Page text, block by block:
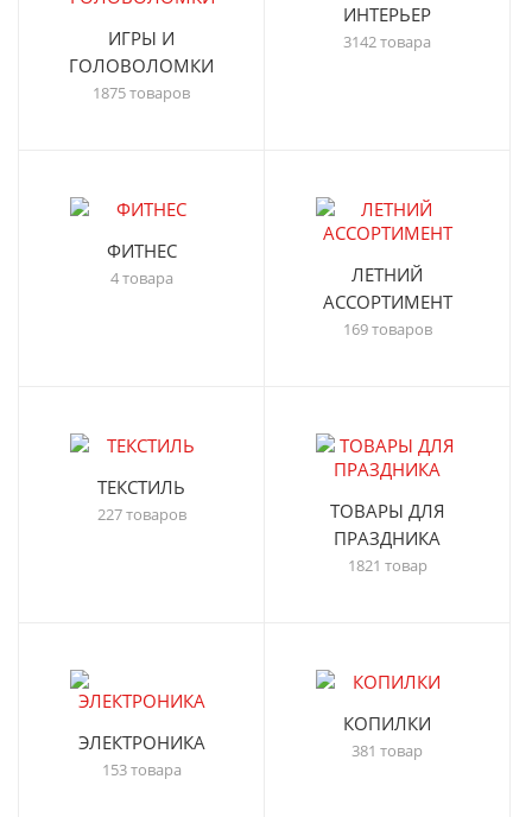
ИГРЫ И
ГОЛОВОЛОМКИ
1875 товаров
ИНТЕРЬЕР
3142 товара
ФИТНЕС
4 товара
ЛЕТНИЙ
АССОРТИМЕНТ
169 товаров
ТЕКСТИЛЬ
227 товаров
ТОВАРЫ ДЛЯ
ПРАЗДНИКА
1821 товар
ЭЛЕКТРОНИКА
153 товара
КОПИЛКИ
381 товар